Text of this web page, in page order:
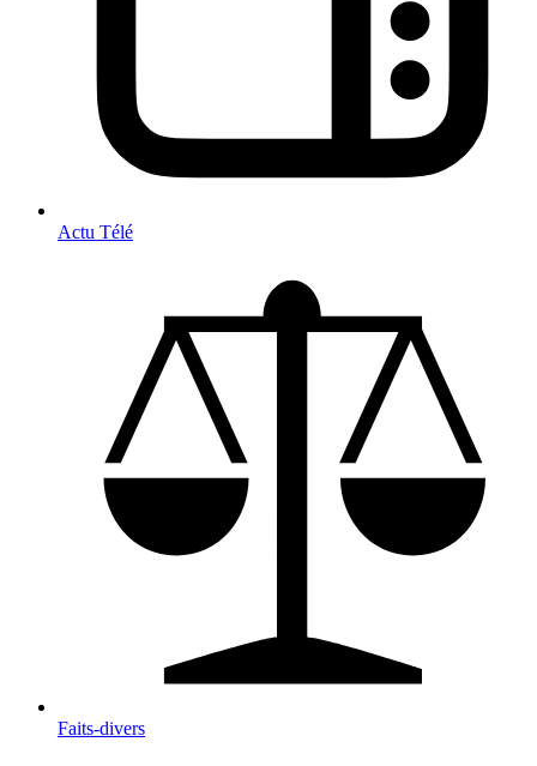
Actu Télé
Faits-divers